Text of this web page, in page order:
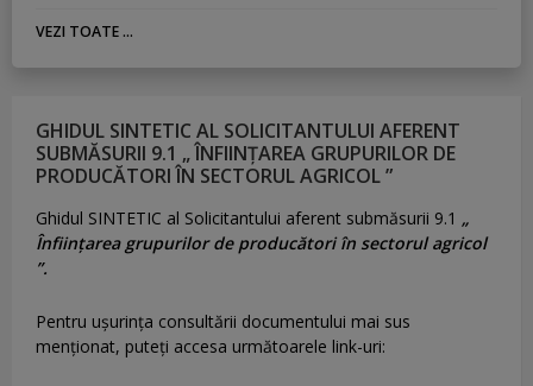
VEZI TOATE ...
GHIDUL SINTETIC AL SOLICITANTULUI AFERENT
SUBMĂSURII 9.1 „ ÎNFIINȚAREA GRUPURILOR DE
PRODUCĂTORI ÎN SECTORUL AGRICOL ”
Ghidul SINTETIC al Solicitantului aferent submăsurii 9.1 „
Înființarea grupurilor de producători în sectorul agricol
”.
Pentru uşurinţa consultării documentului mai sus
menţionat, puteţi accesa următoarele link-uri: